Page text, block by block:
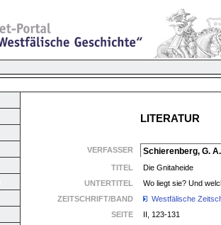
LITERATUR
VERFASSER Schierenberg, G.
TITEL
Die Gnitaheide
UNTERTITEL
Wo liegt sie? Und
ZEITSCHRIFT/BAND
Westfälische
SEITE
II, 123-131